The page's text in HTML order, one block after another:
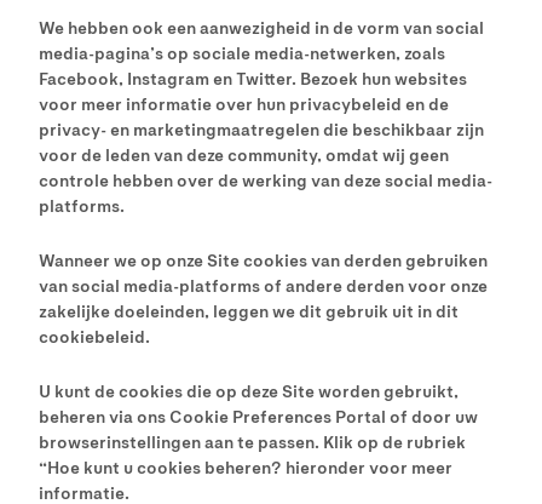
We hebben ook een aanwezigheid in de vorm van social
media-pagina’s op sociale media-netwerken, zoals
Facebook, Instagram en Twitter. Bezoek hun websites
voor meer informatie over hun privacybeleid en de
privacy- en marketingmaatregelen die beschikbaar zijn
voor de leden van deze community, omdat wij geen
controle hebben over de werking van deze social media-
platforms.
Wanneer we op onze Site cookies van derden gebruiken
van social media-platforms of andere derden voor onze
zakelijke doeleinden, leggen we dit gebruik uit in dit
cookiebeleid.
U kunt de cookies die op deze Site worden gebruikt,
beheren via ons Cookie Preferences Portal of door uw
browserinstellingen aan te passen. Klik op de rubriek
“Hoe kunt u cookies beheren? hieronder voor meer
informatie.